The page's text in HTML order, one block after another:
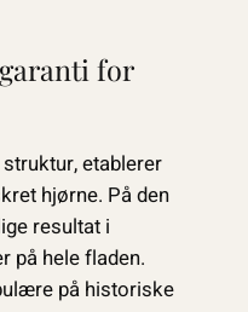
for
etablerer
hjørne. På den
resultat i
hele fladen.
på historiske